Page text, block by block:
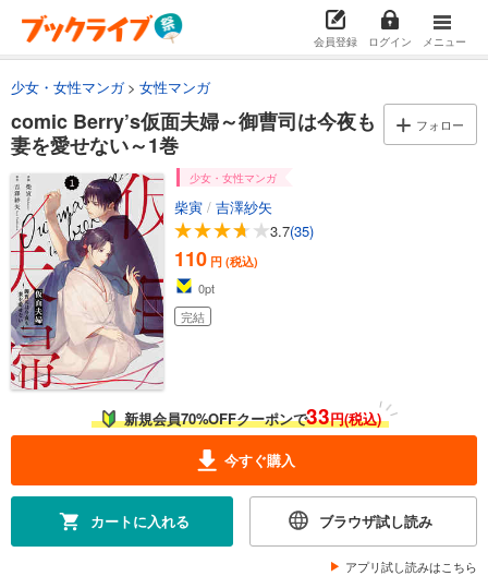
会員登録 ログイン メニュー
少女・女性マンガ 女性マンガ
comic Berry’s仮面夫婦～御曹司は今夜も
妻を愛せない～1巻
フォロー
少女・女性マンガ
柴寅 / 吉澤紗矢
3.7(35)
110 円 (税込)
0pt
完結
新規会員70%OFFクーポンで33円(税込)
今すぐ購入
カートに入れる ブラウザ試し読み
アプリ試し読みはこちら